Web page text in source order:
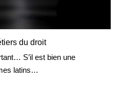
du droit
S’il est bien une
latins…